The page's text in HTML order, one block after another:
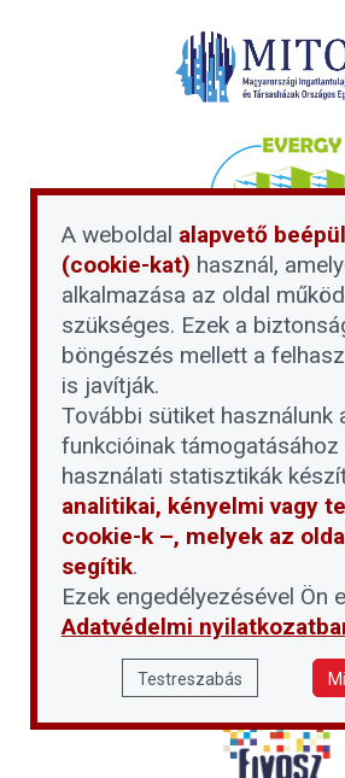
A weboldal alapvető
(cookie-kat) használ,
alkalmazása az oldal
szükséges. Ezek a
böngészés mellett a
is javítják.
További sütiket használunk
funkcióinak támogatásához
használati statisztikák
analitikai, kényelmi vagy
cookie-k –, melyek az
segítik.
Ezek engedélyezésével Ön
Adatvédelmi
Testreszabás